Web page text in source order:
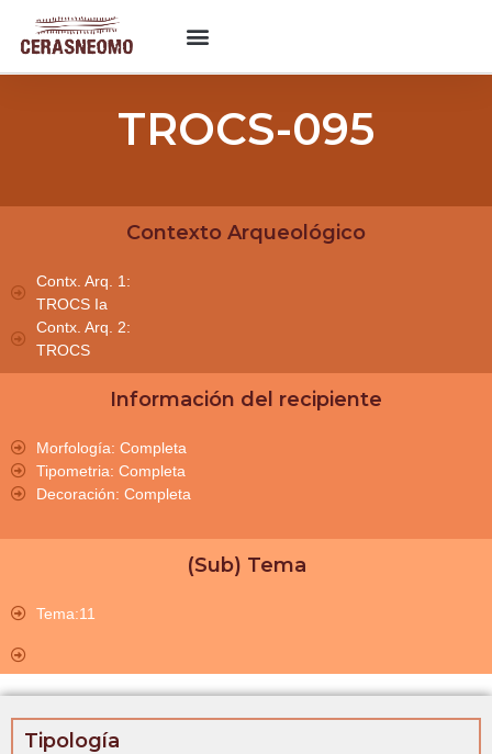
TROCS-095
Contexto Arqueológico
Contx. Arq. 1:
TROCS Ia
Contx. Arq. 2:
TROCS
Información del recipiente
Morfología: Completa
Tipometria: Completa
Decoración: Completa
(Sub) Tema
Tema:11
Tipología